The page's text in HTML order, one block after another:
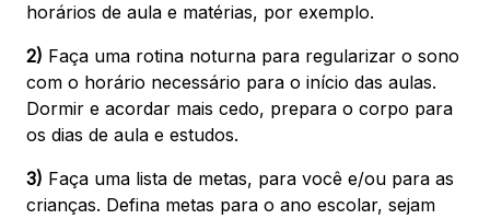
horários de aula e matérias, por exemplo.
2) Faça uma rotina noturna para regularizar o sono
com o horário necessário para o início das aulas.
Dormir e acordar mais cedo, prepara o corpo para
os dias de aula e estudos.
3) Faça uma lista de metas, para você e/ou para as
crianças. Defina metas para o ano escolar, sejam